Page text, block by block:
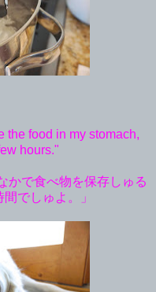
the food in my stomach,
hours."
かで食べ物を保存しゅる
でしゅよ。」